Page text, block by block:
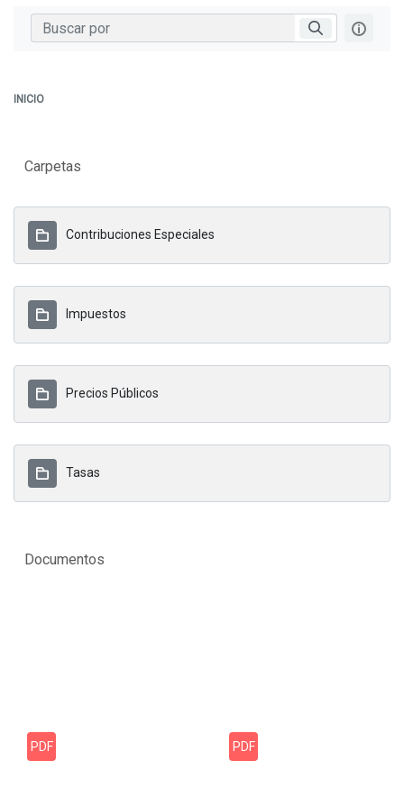
INICIO
Carpetas
Contribuciones Especiales
Impuestos
Precios Públicos
Tasas
Documentos
PDF PDF